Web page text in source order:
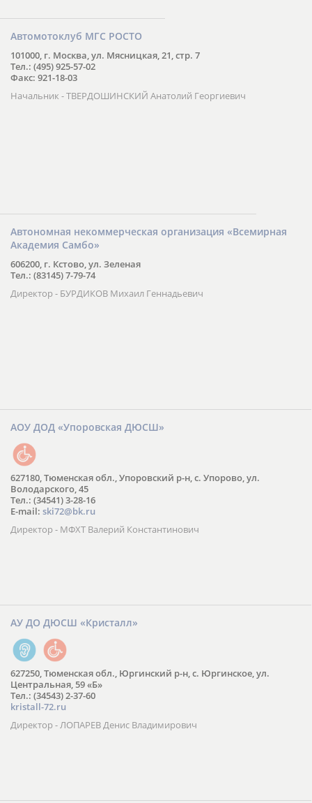
Автомотоклуб МГС РОСТО
101000, г. Москва, ул. Мясницкая, 21, стр. 7
Тел.: (495) 925-57-02
Факс: 921-18-03
Начальник - ТВЕРДОШИНСКИЙ Анатолий Георгиевич
Автономная некоммерческая организация «Всемирная
Академия Самбо»
606200, г. Кстово, ул. Зеленая
Тел.: (83145) 7-79-74
Директор - БУРДИКОВ Михаил Геннадьевич
АОУ ДОД «Упоровская ДЮСШ»
627180, Тюменская обл., Упоровский р-н, с. Упорово, ул.
Володарского, 45
Тел.: (34541) 3-28-16
E-mail: ski72@bk.ru
Директор - МФХТ Валерий Константинович
АУ ДО ДЮСШ «Кристалл»
627250, Тюменская обл., Юргинский р-н, с. Юргинское, ул.
Центральная, 59 «Б»
Тел.: (34543) 2-37-60
kristall-72.ru
Директор - ЛОПАРЕВ Денис Владимирович